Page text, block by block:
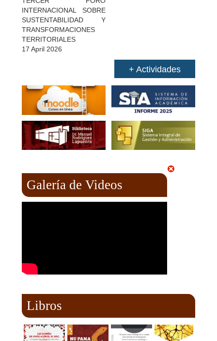
INTERNACIONAL SOBRE
SUSTENTABILIDAD Y
TRANSFORMACIONES
TERRITORIALES
17 April 2026
+ Actividades
Galería de Videos
Libros